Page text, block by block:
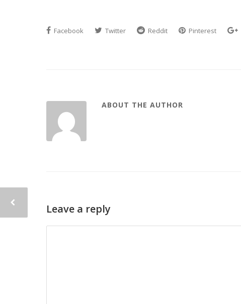
Facebook Twitter Reddit Pinterest
ABOUT THE AUTHOR
Leave a reply